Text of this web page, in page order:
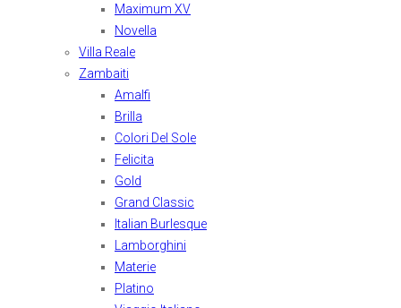
Maximum XV
Novella
Villa Reale
Zambaiti
Amalfi
Brilla
Colori Del Sole
Felicita
Gold
Grand Classic
Italian Burlesque
Lamborghini
Materie
Platino